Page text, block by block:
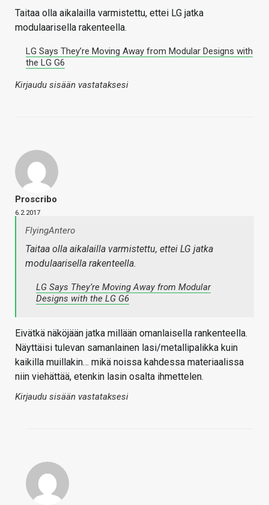
Taitaa olla aikalailla varmistettu, ettei LG jatka
modulaarisella rakenteella.
LG Says They’re Moving Away from Modular Designs with
the LG G6
Kirjaudu sisään vastataksesi
Proscribo
6.2.2017
FlyingAntero
Taitaa olla aikalailla varmistettu, ettei LG jatka
modulaarisella rakenteella.
LG Says They’re Moving Away from Modular
Designs with the LG G6
Eivätkä näköjään jatka millään omanlaisella rankenteella.
Näyttäisi tulevan samanlainen lasi/metallipalikka kuin
kaikilla muillakin… mikä noissa kahdessa materiaalissa
niin viehättää, etenkin lasin osalta ihmettelen.
Kirjaudu sisään vastataksesi